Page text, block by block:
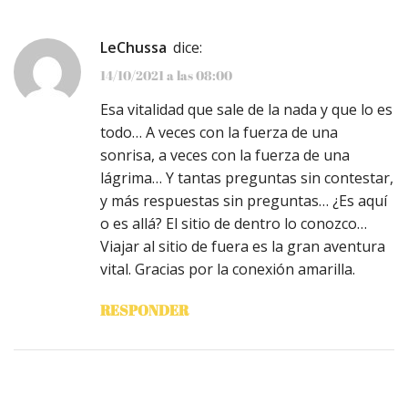
LeChussa dice:
14/10/2021 a las 08:00
Esa vitalidad que sale de la nada y que lo es
todo… A veces con la fuerza de una
sonrisa, a veces con la fuerza de una
lágrima… Y tantas preguntas sin contestar,
y más respuestas sin preguntas… ¿Es aquí
o es allá? El sitio de dentro lo conozco…
Viajar al sitio de fuera es la gran aventura
vital. Gracias por la conexión amarilla.
RESPONDER